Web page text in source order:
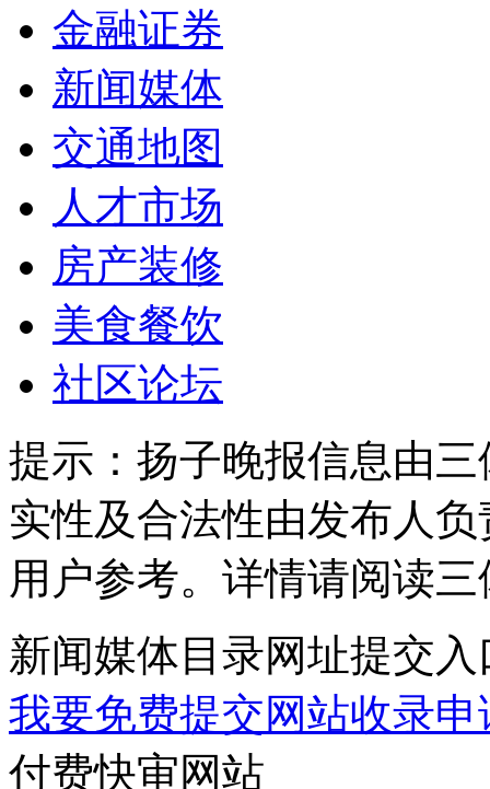
金融证券
新闻媒体
交通地图
人才市场
房产装修
美食餐饮
社区论坛
提示： 扬子晚报信息由
实性及合法性由发布人
用户参考。详情请阅读
新闻媒体目录网址提交入
我要免费提交网站收录申
付费快审网站